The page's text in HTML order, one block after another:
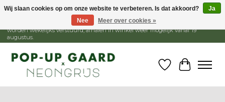
1 - 15 augustus is de winkel gesloten, webshop blijft open. Bestellingen
worden wekelijks verstuurd, afhalen in winkel weer mogelijk vanaf 19
augustus.
Verlanglijst
Wij slaan cookies op om onze website te verbeteren. Is dat akkoord?
Ja
Nee
Meer over cookies »